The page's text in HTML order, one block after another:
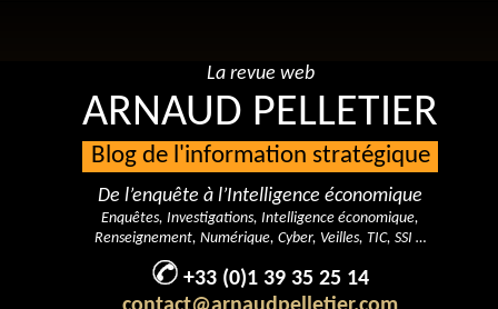
La revue web
ARNAUD PELLETIER
Blog de l'information stratégique
De l’enquête à l’Intelligence économique
Enquêtes, Investigations, Intelligence économique,
Renseignement, Numérique, Cyber, Veilles, TIC, SSI …
+33 (0)1 39 35 25 14